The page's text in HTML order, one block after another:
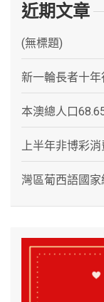
近期文章
(無標題)
新一輪長者十
本澳總人口
上半年非博彩消
灣區葡西語國